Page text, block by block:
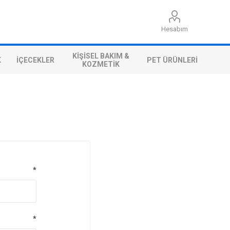
Hesabım
İÇECEKLER
KIŞISEL BAKIM &
KOZMETIK
PET ÜRÜNLERI
*
*